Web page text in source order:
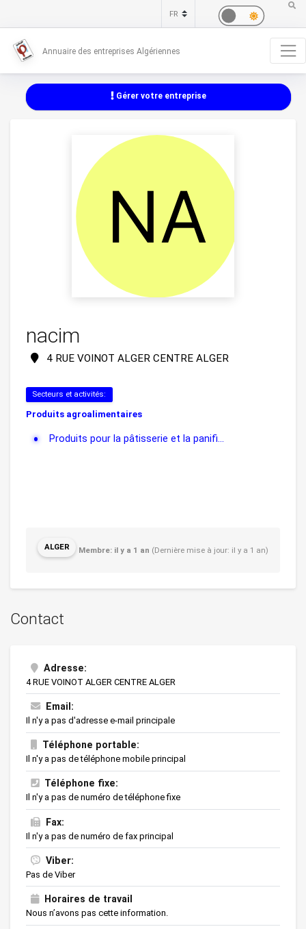
Annuaire des entreprises Algériennes
Gérer votre entreprise
nacim
4 RUE VOINOT ALGER CENTRE ALGER
Secteurs et activités:
Produits agroalimentaires
Produits pour la pâtisserie et la panifi...
ALGER Membre: il y a 1 an (Dernière mise à jour: il y a 1 an)
Contact
Adresse:
4 RUE VOINOT ALGER CENTRE ALGER
Email:
Il n'y a pas d'adresse e-mail principale
Téléphone portable:
Il n'y a pas de téléphone mobile principal
Téléphone fixe:
Il n'y a pas de numéro de téléphone fixe
Fax:
Il n'y a pas de numéro de fax principal
Viber:
Pas de Viber
Horaires de travail
Nous n’avons pas cette information.